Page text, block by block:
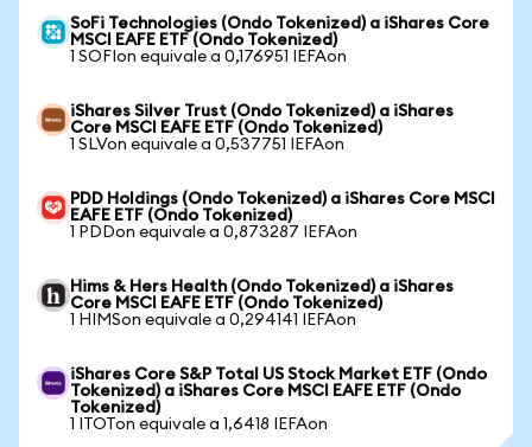
SoFi Technologies (Ondo Tokenized) a iShares Core
MSCI EAFE ETF (Ondo Tokenized)
1 SOFIon equivale a 0,176951 IEFAon
iShares Silver Trust (Ondo Tokenized) a iShares
Core MSCI EAFE ETF (Ondo Tokenized)
1 SLVon equivale a 0,537751 IEFAon
PDD Holdings (Ondo Tokenized) a iShares Core MSCI
EAFE ETF (Ondo Tokenized)
1 PDDon equivale a 0,873287 IEFAon
Hims & Hers Health (Ondo Tokenized) a iShares
Core MSCI EAFE ETF (Ondo Tokenized)
1 HIMSon equivale a 0,294141 IEFAon
iShares Core S&P Total US Stock Market ETF (Ondo
Tokenized) a iShares Core MSCI EAFE ETF (Ondo
Tokenized)
1 ITOTon equivale a 1,6418 IEFAon